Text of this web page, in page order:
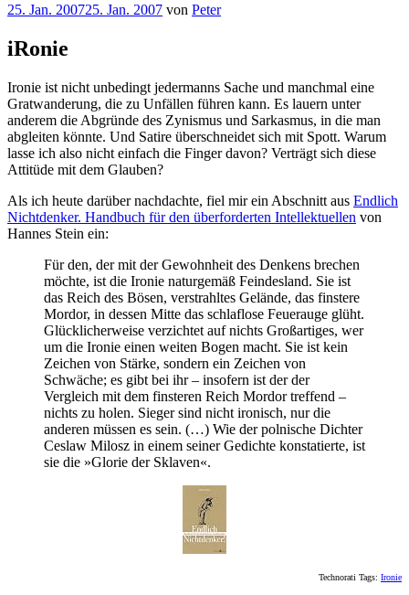
Veröffentlicht
25. Jan. 200725. Jan. 2007 von Peter
iRonie
Ironie ist nicht unbedingt jedermanns Sache und manchmal eine
Gratwanderung, die zu Unfällen führen kann. Es lauern unter
anderem die Abgründe des Zynismus und Sarkasmus, in die man
abgleiten könnte. Und Satire überschneidet sich mit Spott. Warum
lasse ich also nicht einfach die Finger davon? Verträgt sich diese
Attitüde mit dem Glauben?
Als ich heute darüber nachdachte, fiel mir ein Abschnitt aus Endlich
Nichtdenker. Handbuch für den überforderten Intellektuellen von
Hannes Stein ein:
Für den, der mit der Gewohnheit des Denkens brechen
möchte, ist die Ironie naturgemäß Feindesland. Sie ist
das Reich des Bösen, verstrahltes Gelände, das finstere
Mordor, in dessen Mitte das schlaflose Feuerauge glüht.
Glücklicherweise verzichtet auf nichts Großartiges, wer
um die Ironie einen weiten Bogen macht. Sie ist kein
Zeichen von Stärke, sondern ein Zeichen von
Schwäche; es gibt bei ihr – insofern ist der der
Vergleich mit dem finsteren Reich Mordor treffend –
nichts zu holen. Sieger sind nicht ironisch, nur die
anderen müssen es sein. (…) Wie der polnische Dichter
Ceslaw Milosz in einem seiner Gedichte konstatierte, ist
sie die »Glorie der Sklaven«.
Technorati Tags: Ironie